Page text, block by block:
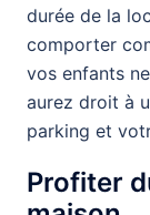
durée de la
comporter
vos enfants
aurez droit à
parking et
Profiter